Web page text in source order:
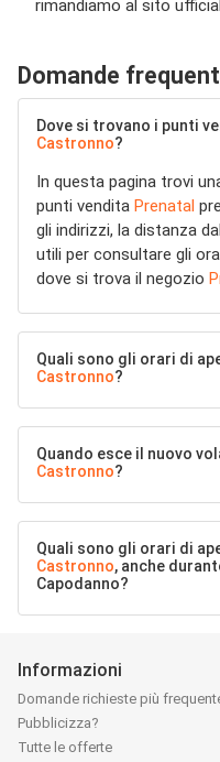
rimandiamo al sito
Domande
Dove si trovano i punti
Castronno?
In questa pagina trovi
punti vendita Prenatal
gli indirizzi, la distanza
utili per consultare gli
dove si trova il negozio
Quali sono gli orari di
Castronno?
Quando esce il nuovo
Castronno?
Quali sono gli orari di
Castronno, anche
Capodanno?
Informazioni
Domande richieste più
Pubblicizza?
Tutte le offerte